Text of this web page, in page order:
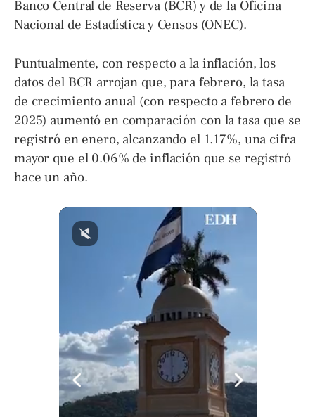
Banco Central de Reserva (BCR) y de la Oficina
Nacional de Estadística y Censos (ONEC).
Puntualmente, con respecto a la inflación, los
datos del BCR arrojan que, para febrero, la tasa
de crecimiento anual (con respecto a febrero de
2025) aumentó en comparación con la tasa que se
registró en enero, alcanzando el 1.17%, una cifra
mayor que el 0.06% de inflación que se registró
hace un año.